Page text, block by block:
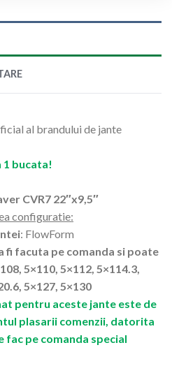
al brandului de jante
1 bucata!
CVR7 22″x9,5″
configuratie:
: FlowForm
fi facuta pe comanda si poate
5×110, 5×112, 5×114.3,
5×127, 5×130
pentru aceste jante este de
plasarii comenzii, datorita
fac pe comanda special